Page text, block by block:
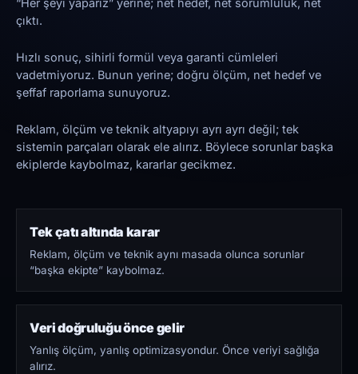
“Her şeyi yaparız” yerine; net hedef, net sorumluluk, net
çıktı.
Hızlı sonuç, sihirli formül veya garanti cümleleri
vadetmiyoruz. Bunun yerine; doğru ölçüm, net hedef ve
şeffaf raporlama sunuyoruz.
Reklam, ölçüm ve teknik altyapıyı ayrı ayrı değil; tek
sistemin parçaları olarak ele alırız. Böylece sorunlar başka
ekiplerde kaybolmaz, kararlar gecikmez.
Tek çatı altında karar
Reklam, ölçüm ve teknik aynı masada olunca sorunlar
“başka ekipte” kaybolmaz.
Veri doğruluğu önce gelir
Yanlış ölçüm, yanlış optimizasyondur. Önce veriyi sağlığa
alırız.